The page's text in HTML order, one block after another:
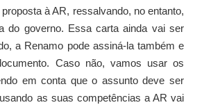
à AR, ressalvando, no entanto,
do governo. Essa carta ainda vai ser
a Renamo pode assiná-la também e
Caso não, vamos usar os
em conta que o assunto deve ser
as suas competências a AR vai